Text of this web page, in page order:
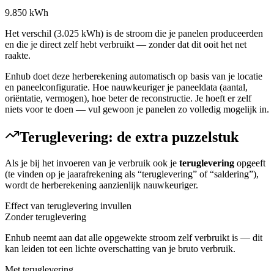
9.850 kWh
Het verschil (3.025 kWh) is de stroom die je panelen produceerden
en die je direct zelf hebt verbruikt — zonder dat dit ooit het net
raakte.
Enhub doet deze herberekening automatisch op basis van je locatie
en paneelconfiguratie. Hoe nauwkeuriger je paneeldata (aantal,
oriëntatie, vermogen), hoe beter de reconstructie. Je hoeft er zelf
niets voor te doen — vul gewoon je panelen zo volledig mogelijk in.
Teruglevering: de extra puzzelstuk
Als je bij het invoeren van je verbruik ook je teruglevering opgeeft
(te vinden op je jaarafrekening als “teruglevering” of “saldering”),
wordt de herberekening aanzienlijk nauwkeuriger.
Effect van teruglevering invullen
Zonder teruglevering
Enhub neemt aan dat alle opgewekte stroom zelf verbruikt is — dit
kan leiden tot een lichte overschatting van je bruto verbruik.